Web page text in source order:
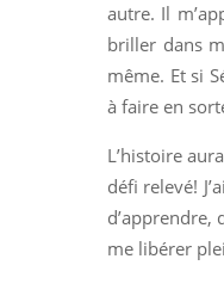
autre. Il
briller dans
même. Et si
à faire en
L’histoire
défi relevé!
me libérer